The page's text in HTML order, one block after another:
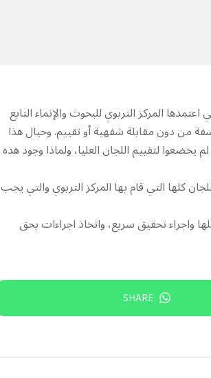
المركز التربوي للبحوث والإنماء التابع
من دون مقابلة شفهية أو تقييم. وحيال هذا
يخضعوا لتقييم اللجان العليا، ولماذا وجود هذه
كلها التي قام بها المركز التربوي والتي يجب
واجراء تحقيق سريع، واتخاذ اجراءات بحق
SHARE